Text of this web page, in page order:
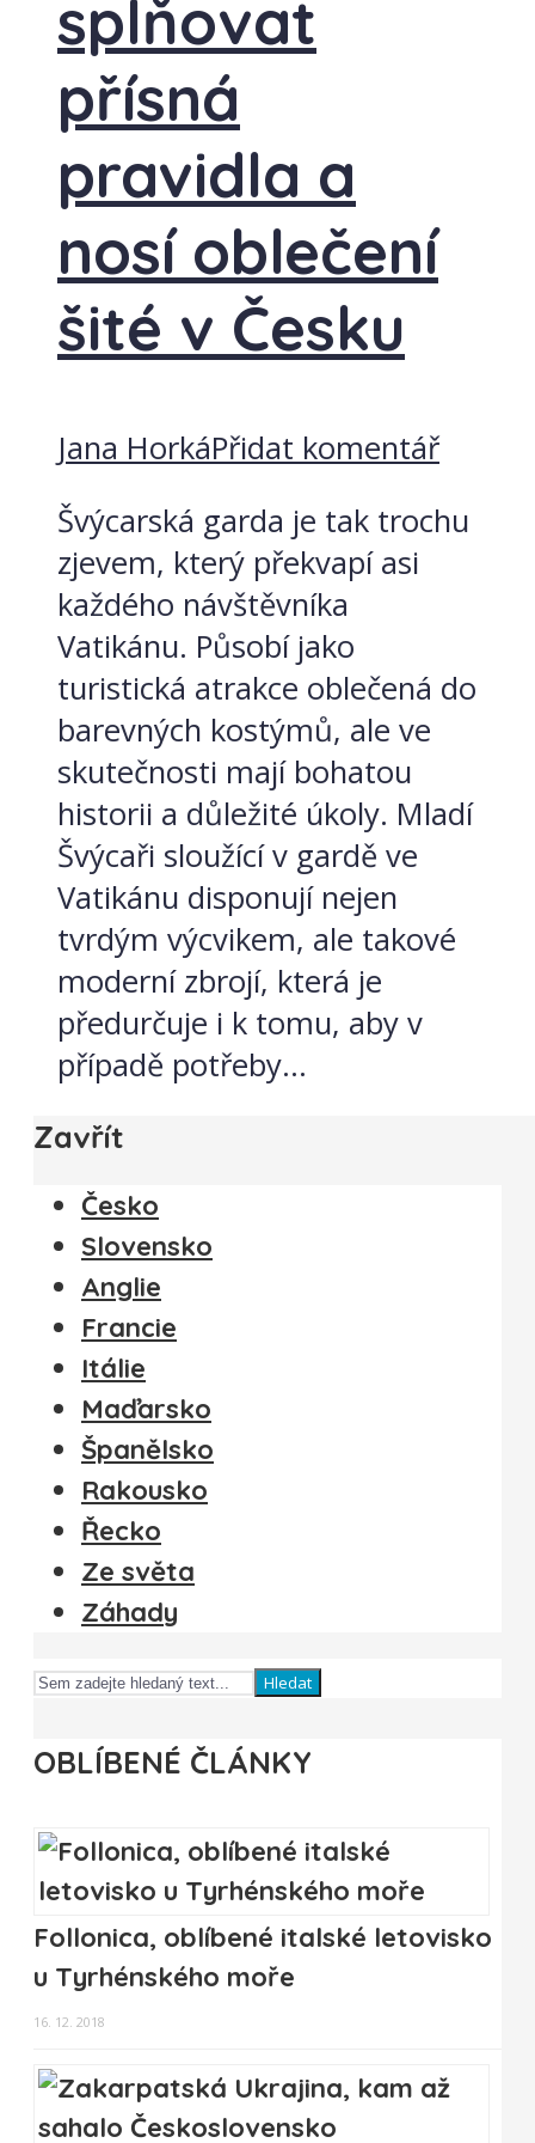
splňovat
přísná
pravidla a
nosí oblečení
šité v Česku
Jana HorkáPřidat komentář
Švýcarská garda je tak trochu
zjevem, který překvapí asi
každého návštěvníka
Vatikánu. Působí jako
turistická atrakce oblečená do
barevných kostýmů, ale ve
skutečnosti mají bohatou
historii a důležité úkoly. Mladí
Švýcaři sloužící v gardě ve
Vatikánu disponují nejen
tvrdým výcvikem, ale takové
moderní zbrojí, která je
předurčuje i k tomu, aby v
případě potřeby...
Zavřít
Česko
Slovensko
Anglie
Francie
Itálie
Maďarsko
Španělsko
Rakousko
Řecko
Ze světa
Záhady
Hledat
OBLÍBENÉ ČLÁNKY
Follonica, oblíbené italské letovisko
u Tyrhénského moře
16. 12. 2018